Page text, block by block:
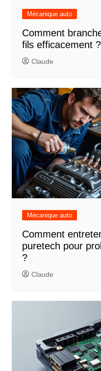
Mécanique auto
Comment
fils efficacement ?
Claude
Mécanique auto
Comment
puretech pour
?
Claude